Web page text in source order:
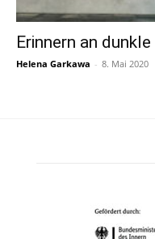
Erinnern an
Helena Garkawa - 8. Mai 2020